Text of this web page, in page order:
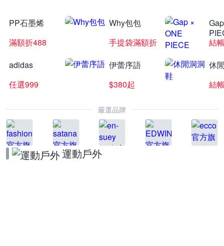
PP石墨烯
滿額折488
Why包包
手提袋滿額折
結
adidas
任選999
伊蕾序語
$380起
休
結
嚴選品牌
運動戶外